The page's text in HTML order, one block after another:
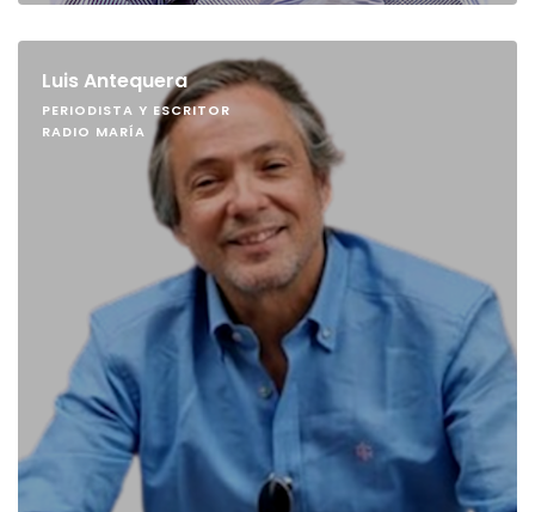
Luis Antequera
PERIODISTA Y ESCRITOR
RADIO MARÍA